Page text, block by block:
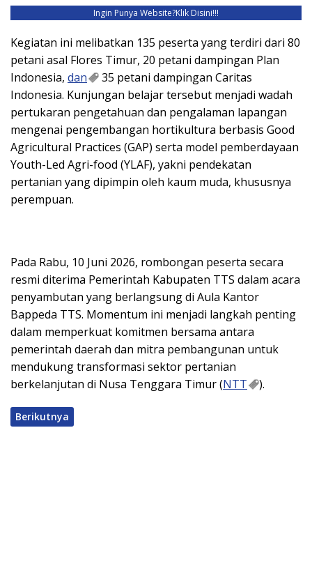
Ingin Punya Website?Klik Disini!!!
Kegiatan ini melibatkan 135 peserta yang terdiri dari 80
petani asal Flores Timur, 20 petani dampingan Plan
Indonesia, dan
35 petani dampingan Caritas
Indonesia. Kunjungan belajar tersebut menjadi wadah
pertukaran pengetahuan dan pengalaman lapangan
mengenai pengembangan hortikultura berbasis Good
Agricultural Practices (GAP) serta model pemberdayaan
Youth-Led Agri-food (YLAF), yakni pendekatan
pertanian yang dipimpin oleh kaum muda, khususnya
perempuan.
Pada Rabu, 10 Juni 2026, rombongan peserta secara
resmi diterima Pemerintah Kabupaten TTS dalam acara
penyambutan yang berlangsung di Aula Kantor
Bappeda TTS. Momentum ini menjadi langkah penting
dalam memperkuat komitmen bersama antara
pemerintah daerah dan mitra pembangunan untuk
mendukung transformasi sektor pertanian
berkelanjutan di Nusa Tenggara Timur (NTT ).
Berikutnya